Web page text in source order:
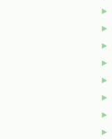
►
►
►
►
►
►
►
►